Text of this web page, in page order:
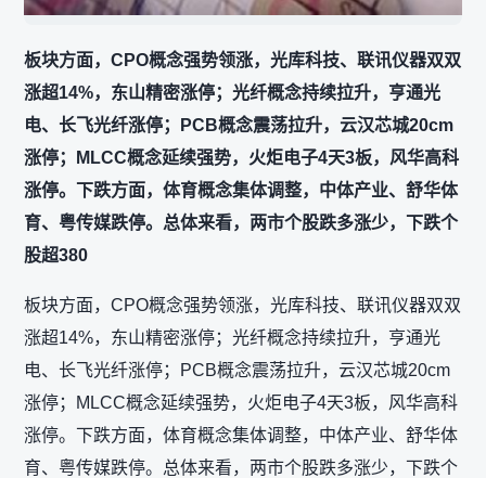
板块方面，CPO概念强势领涨，光库科技、联讯仪器双双
涨超14%，东山精密涨停；光纤概念持续拉升，亨通光
电、长飞光纤涨停；PCB概念震荡拉升，云汉芯城20cm
涨停；MLCC概念延续强势，火炬电子4天3板，风华高科
涨停。下跌方面，体育概念集体调整，中体产业、舒华体
育、粤传媒跌停。总体来看，两市个股跌多涨少，下跌个
股超380
板块方面，CPO概念强势领涨，光库科技、联讯仪器双双
涨超14%，东山精密涨停；光纤概念持续拉升，亨通光
电、长飞光纤涨停；PCB概念震荡拉升，云汉芯城20cm
涨停；MLCC概念延续强势，火炬电子4天3板，风华高科
涨停。下跌方面，体育概念集体调整，中体产业、舒华体
育、粤传媒跌停。总体来看，两市个股跌多涨少，下跌个